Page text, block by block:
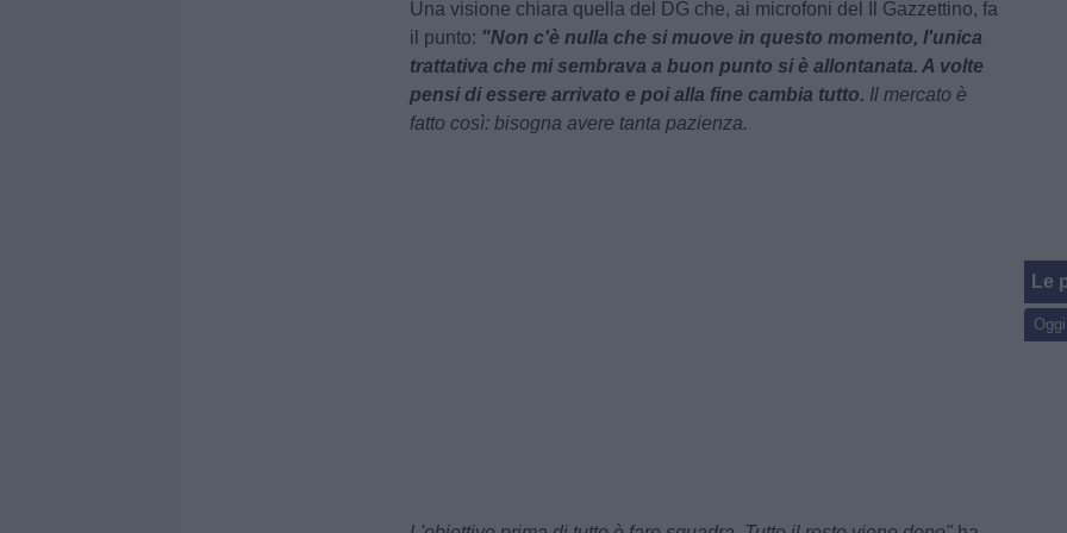
Una visione chiara quella del DG che, ai microfoni del Il Gazzettino, fa
il punto: "Non c'è nulla che si muove in questo momento, l'unica
trattativa che mi sembrava a buon punto si è allontanata. A volte
pensi di essere arrivato e poi alla fine cambia tutto. Il mercato è
fatto così: bisogna avere tanta pazienza.
Le
Oggi